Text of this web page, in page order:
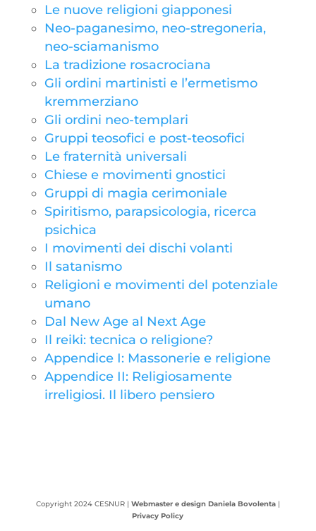
Le nuove religioni giapponesi
Neo-paganesimo, neo-stregoneria,
neo-sciamanismo
La tradizione rosacrociana
Gli ordini martinisti e l’ermetismo
kremmerziano
Gli ordini neo-templari
Gruppi teosofici e post-teosofici
Le fraternità universali
Chiese e movimenti gnostici
Gruppi di magia cerimoniale
Spiritismo, parapsicologia, ricerca
psichica
I movimenti dei dischi volanti
Il satanismo
Religioni e movimenti del potenziale
umano
Dal New Age al Next Age
Il reiki: tecnica o religione?
Appendice I: Massonerie e religione
Appendice II: Religiosamente
irreligiosi. Il libero pensiero
Copyright 2024 CESNUR | Webmaster e design Daniela Bovolenta|
Privacy Policy